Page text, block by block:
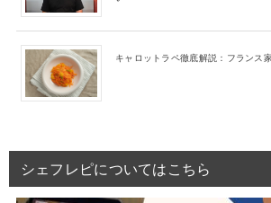
キャロットラペ徹底解説：フランス
シェフレピについてはこちら